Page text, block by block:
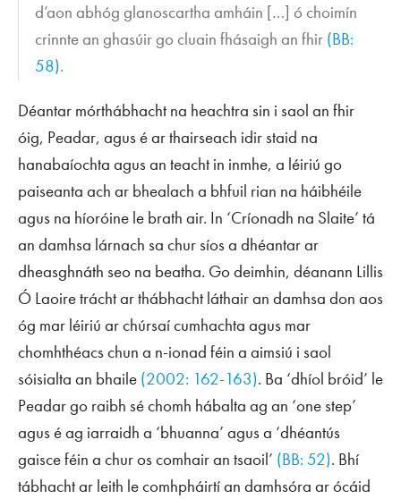
d’aon abhóg glanoscartha amháin […] ó choimín
crinnte an ghasúir go cluain fhásaigh an fhir (BB:
58).
Déantar mórthábhacht na heachtra sin i saol an fhir
óig, Peadar, agus é ar thairseach idir staid na
hanabaíochta agus an teacht in inmhe, a léiriú go
paiseanta ach ar bhealach a bhfuil rian na háibhéile
agus na híoróine le brath air. In ‘Críonadh na Slaite’ tá
an damhsa lárnach sa chur síos a dhéantar ar
dheasghnáth seo na beatha. Go deimhin, déanann Lillis
Ó Laoire trácht ar thábhacht láthair an damhsa don aos
óg mar léiriú ar chúrsaí cumhachta agus mar
chomhthéacs chun a n-ionad féin a aimsiú i saol
sóisialta an bhaile (2002: 162-163). Ba ‘dhíol bróid’ le
Peadar go raibh sé chomh hábalta ag an ‘one step’
agus é ag iarraidh a ‘bhuanna’ agus a ‘dhéantús
gaisce féin a chur os comhair an tsaoil’ (BB: 52). Bhí
tábhacht ar leith le comhpháirtí an damhsóra ar ócáid